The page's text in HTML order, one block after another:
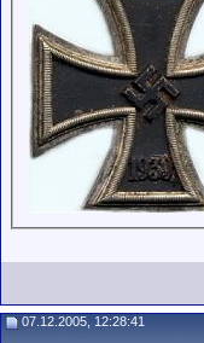
07.12.2005, 12:28:41